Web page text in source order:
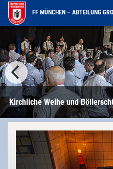
FF MÜNCHEN – ABTEILUNG